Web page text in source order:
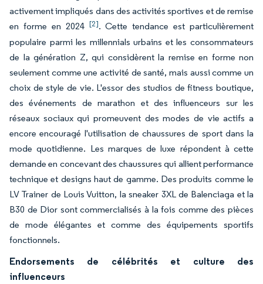
activement impliqués dans des activités sportives et de remise
en forme en 2024 [2]. Cette tendance est particulièrement
populaire parmi les millennials urbains et les consommateurs
de la génération Z, qui considèrent la remise en forme non
seulement comme une activité de santé, mais aussi comme un
choix de style de vie. L'essor des studios de fitness boutique,
des événements de marathon et des influenceurs sur les
réseaux sociaux qui promeuvent des modes de vie actifs a
encore encouragé l'utilisation de chaussures de sport dans la
mode quotidienne. Les marques de luxe répondent à cette
demande en concevant des chaussures qui allient performance
technique et designs haut de gamme. Des produits comme le
LV Trainer de Louis Vuitton, la sneaker 3XL de Balenciaga et la
B30 de Dior sont commercialisés à la fois comme des pièces
de mode élégantes et comme des équipements sportifs
fonctionnels.
Endorsements de célébrités et culture des
influenceurs